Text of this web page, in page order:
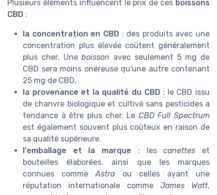
Plusieurs éléments influencent le prix de ces boissons
CBD :
la concentration en CBD : des produits avec une
concentration plus élevée coûtent généralement
plus cher. Uneboisson avec seulement 5 mg de
CBD sera moins onéreuse qu'une autre contenant
25 mg de CBD.
la provenance et la qualité du CBD : le CBD issu
de chanvre biologique et cultivé sans pesticides a
tendance à être plus cher. Le CBD Full Spectrum
est également souvent plus coûteux en raison de
sa qualité supérieure.
l'emballage et la marque : lescanettes et
bouteilles élaborées, ainsi que les marques
connues commeAstra ou celles ayant une
réputation internationale comme James Watt,